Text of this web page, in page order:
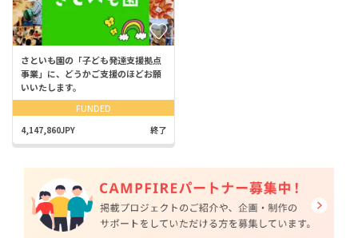
さといも園の「子ども発達支援拠点
事業」に、どうかご支援のほどお願
いいたします。
FUNDED
4,147,860JPY 終了